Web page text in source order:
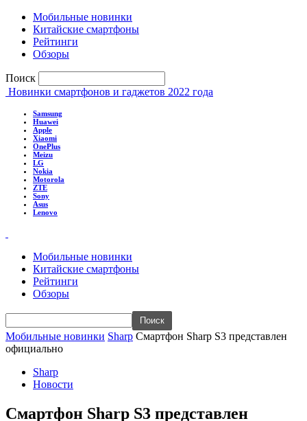
Мобильные новинки
Китайские смартфоны
Рейтинги
Обзоры
Поиск
Новинки смартфонов и гаджетов 2022 года
Samsung
Huawei
Apple
Xiaomi
OnePlus
Meizu
LG
Nokia
Motorola
ZTE
Sony
Asus
Lenovo
Мобильные новинки
Китайские смартфоны
Рейтинги
Обзоры
Мобильные новинки Sharp Смартфон Sharp S3 представлен
официально
Sharp
Новости
Смартфон Sharp S3 представлен